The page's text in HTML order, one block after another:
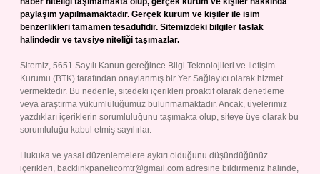
paylaşım yapılmamaktadır. Gerçek kurum ve kişiler ile isim
benzerlikleri tamamen tesadüfidir. Sitemizdeki bilgiler taslak
halindedir ve tavsiye niteliği taşımazlar.
Sitemiz, 5651 Sayılı Kanun gereğince Bilgi Teknolojileri ve İletişim
Kurumu (BTK) tarafından onaylanmış bir Yer Sağlayıcı olarak hizmet
vermektedir. Bu nedenle, sitedeki içerikleri proaktif olarak denetleme
veya araştırma yükümlülüğümüz bulunmamaktadır. Ancak, üyelerimiz
yazdıkları içeriklerin sorumluluğunu taşımakta olup, siteye üye olarak bu
sorumluluğu kabul etmiş sayılırlar.
Hukuka ve yasal düzenlemelere aykırı olduğunu düşündüğünüz
içerikleri, backlinkpanelicomtr@gmail.com adresine bildirmeniz halinde,